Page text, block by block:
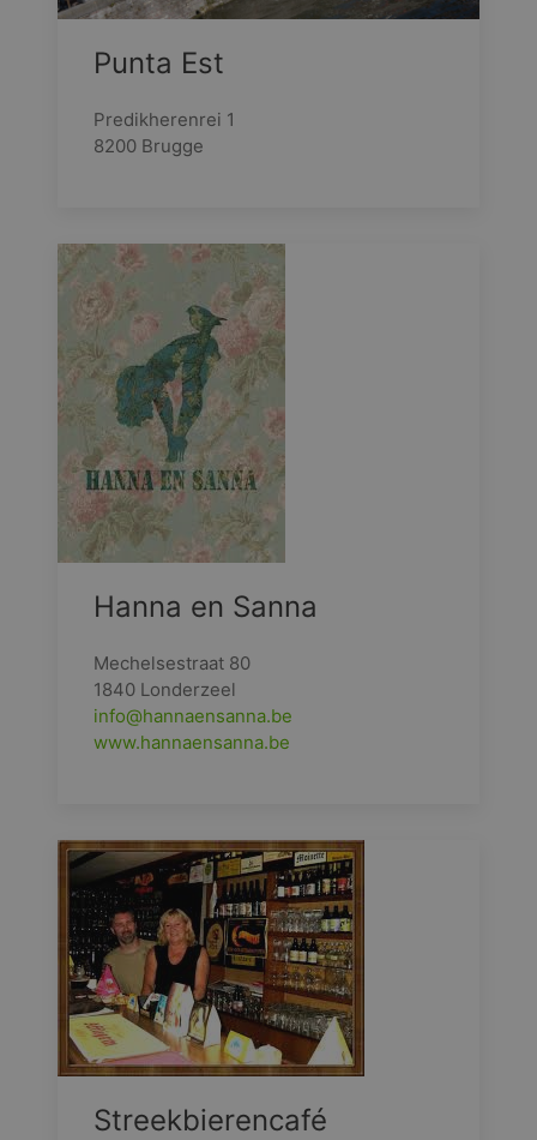
Punta Est
Predikherenrei 1
8200 Brugge
Hanna en Sanna
Mechelsestraat 80
1840 Londerzeel
info@hannaensanna.be
www.hannaensanna.be
Streekbierencafé